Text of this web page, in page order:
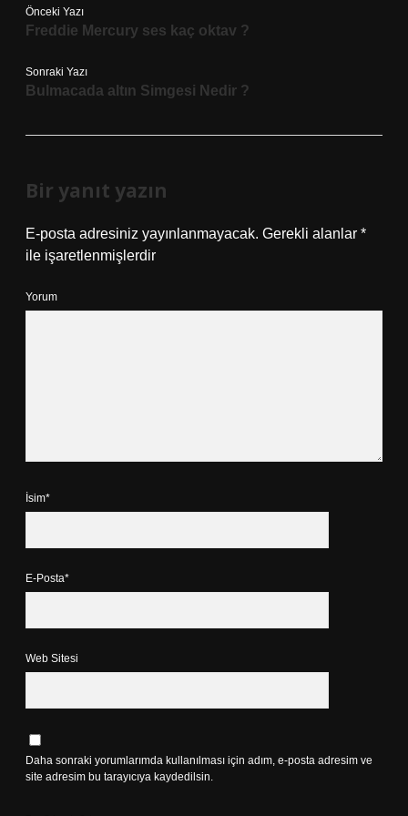
Önceki Yazı
Freddie Mercury ses kaç oktav ?
Sonraki Yazı
Bulmacada altın Simgesi Nedir ?
Bir yanıt yazın
E-posta adresiniz yayınlanmayacak. Gerekli alanlar *
ile işaretlenmişlerdir
Yorum
İsim*
E-Posta*
Web Sitesi
Daha sonraki yorumlarımda kullanılması için adım, e-posta adresim ve
site adresim bu tarayıcıya kaydedilsin.